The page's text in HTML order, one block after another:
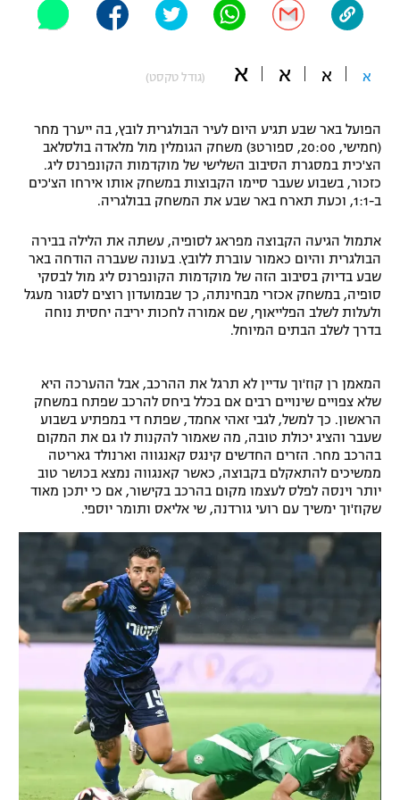
"מחצית בשכונה" – פודקאסט
משתתפים וזוכים בפרסים
תקנון משתתפים וזוכים בפרסים
תקנון עבור פעילות אלקטרה
טניס
גיימינג E-Sports
תנאי שימוש
מדיניות פרטיות
תקנון פעילות ספורט 1
רשיון להקרנה פומבית לבית עסק
הצטרפות לחבילת הערוצים
לוח דרושים – ג'ובנט
ספורט מוטורי
כדורמים
פוטבול אמריקאי NFL
בייסבול MLB
ספורט אתגרי ואקסטרים
אומנויות לחימה
גיימינג E-Sports
א א א א (גודל טקסט)
הפועל באר שבע תגיע היום לעיר הבולגרית לובץ, בה ייערך מחר
(חמישי, 20:00, ספורט3) משחק הגומלין מול מלאדה בולסלאב
הצ'כית במסגרת הסיבוב השלישי של מוקדמות הקונפרנס ליג.
כזכור, בשבוע שעבר סיימו הקבוצות במשחק אותו אירחו הצ'כים
ב-1:1, וכעת תארח באר שבע את המשחק בבולגריה.
אתמול הגיעה הקבוצה מפראג לסופיה, עשתה את הלילה בבירה
הבולגרית והיום כאמור עוברת ללובץ. בעונה שעברה הודחה באר
שבע בדיוק בסיבוב הזה של מוקדמות הקונפרנס ליג מול לבסקי
סופיה, במשחק אכזרי מבחינתה, כך שבמועדון רוצים לסגור מעגל
ולעלות לשלב הפלייאוף, שם אמורה לחכות יריבה יחסית נוחה
בדרך לשלב הבתים המיוחל.
המאמן רן קוז'וך עדיין לא תרגל את ההרכב, אבל ההערכה היא
שלא צפויים שינויים רבים אם בכלל ביחס להרכב שפתח במשחק
הראשון. כך למשל, לגבי זאהי אחמד, שפתח די במפתיע בשבוע
שעבר והציג יכולת טובה, מה שאמור להקנות לו גם את המקום
בהרכב מחר. הזרים החדשים קינגס קאנגווה וארנולד גאריטה
ממשיכים להתאקלם בקבוצה, כאשר קאנגווה נמצא בכושר טוב
יותר וינסה לפלס לעצמו מקום בהרכב בקישור, אם כי יתכן מאוד
שקוז'וך ימשיך עם רועי גורדנה, שי אליאס ותומר יוספי.